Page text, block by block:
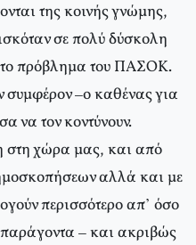
της κοινής γνώμης,
σε πολύ δύσκολη
το πρόβλημα του ΠΑΣΟΚ.
συμφέρον –ο καθένας για
να τον κοντύνουν.
στη χώρα μας, και από
αλλά και με
περισσότερο απ’ όσο
παράγοντα – και ακριβώς